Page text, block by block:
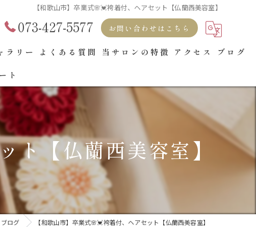
【和歌山市】卒業式🌸💓袴着付、ヘアセット【仏蘭西美容室】
073-427-5577 お問い合わせはこちら
ラリー よくある質問 当サロンの特徴
ブライダル
ヘアセット
着付け
出張
アクセス ブログ
ト
ト【仏蘭西美容室】
ブログ 【和歌山市】卒業式🌸💓袴着付、ヘアセット【仏蘭西美容室】